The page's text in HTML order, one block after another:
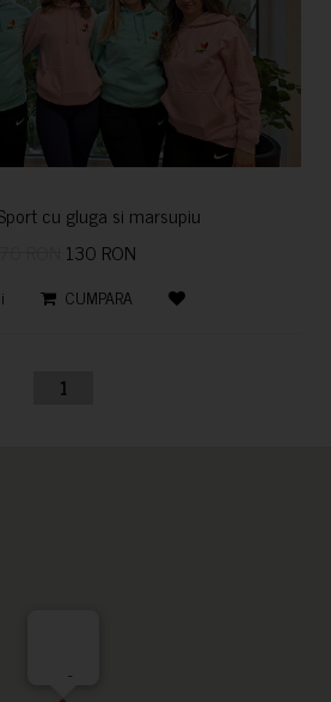
cu gluga si marsupiu
130 RON
CUMPARA
1
-